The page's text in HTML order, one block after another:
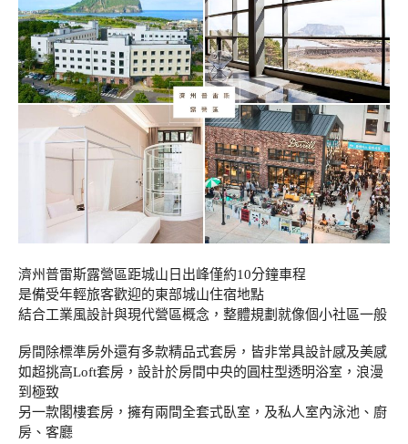
濟州普雷斯露營區距城山日出峰僅約10分鐘車程
是備受年輕旅客歡迎的東部城山住宿地點
結合工業風設計與現代營區概念，整體規劃就像個小社區一般
房間除標準房外還有多款精品式套房，皆非常具設計感及美感
如超挑高Loft套房，設計於房間中央的圓柱型透明浴室，浪漫
到極致
另一款閣樓套房，擁有兩間全套式臥室，及私人室內泳池、廚
房、客廳